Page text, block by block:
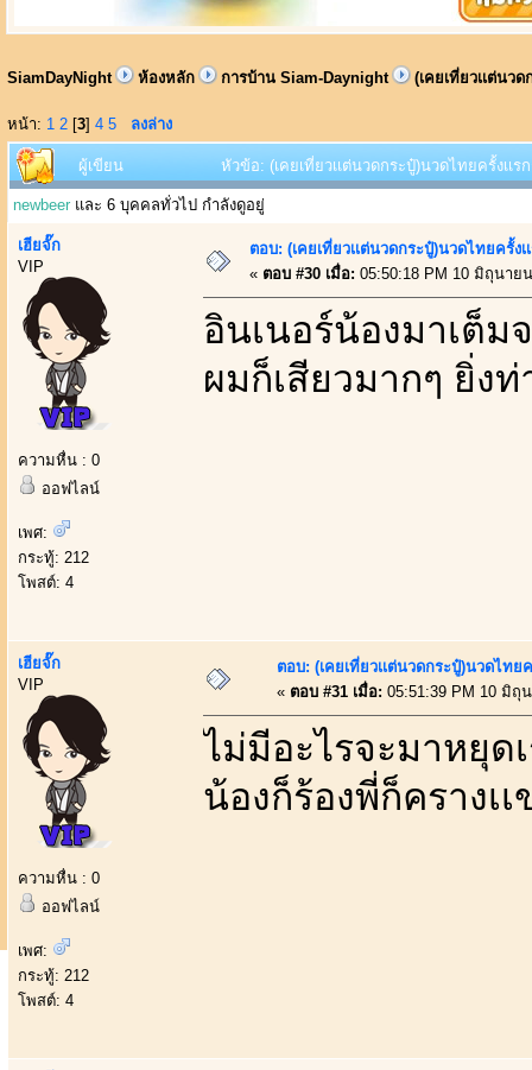
SiamDayNight ห้องหลัก การบ้าน Siam-Daynight (เคยเที่ยวเเต่นว
หน้า: 1 2 [3] 4 5 ลงล่าง
ผู้เขียน หัวข้อ: (เคยเที่ยวเเต่นวดกระปู๋)นวดไทยครั้งเ
newbeer และ 6 บุคคลทั่วไป กำลังดูอยู่
เฮียจั๊ก
VIP
ความหื่น : 0
ออฟไลน์
เพศ:
กระทู้: 212
โพสต์: 4
ตอบ: (เคยเที่ยวเเต่นวดกระปู๋)นวดไทยครั้ง
« ตอบ #30 เมื่อ: 05:50:18 PM 10 มิถุนาย
อินเนอร์น้องมาเต็
ผมก็เสียวมากๆ ยิ่ง
เฮียจั๊ก
VIP
ความหื่น : 0
ออฟไลน์
เพศ:
กระทู้: 212
โพสต์: 4
ตอบ: (เคยเที่ยวเเต่นวดกระปู๋)นวดไทย
« ตอบ #31 เมื่อ: 05:51:39 PM 10 มิถุ
ไม่มีอะไรจะมาหยุด
น้องก็ร้องพี่ก็ครางเ